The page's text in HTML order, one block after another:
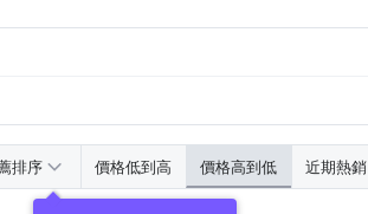
排序 價格低到高 價格高到低 近期熱銷